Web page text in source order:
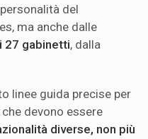
del
ma anche dalle
27 gabinetti, dalla
linee guida precise per
devono essere
diverse, non più